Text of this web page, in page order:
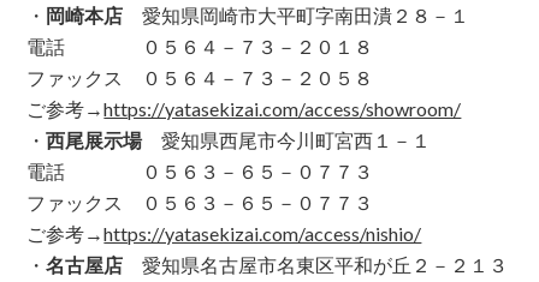
・ 岡崎本店 愛知県岡崎市大平町字南田潰２８－１
電話 ０５６４－７３－２０１８
ファックス ０５６４－７３－２０５８
ご参考→https://yatasekizai.com/access/showroom/
・西尾展示場愛知県西尾市今川町宮西１－１
電話 ０５６３－６５－０７７３
ファックス ０５６３－６５－０７７３
ご参考→https://yatasekizai.com/access/nishio/
・名古屋店 愛知県名古屋市名東区平和が丘２－２１３